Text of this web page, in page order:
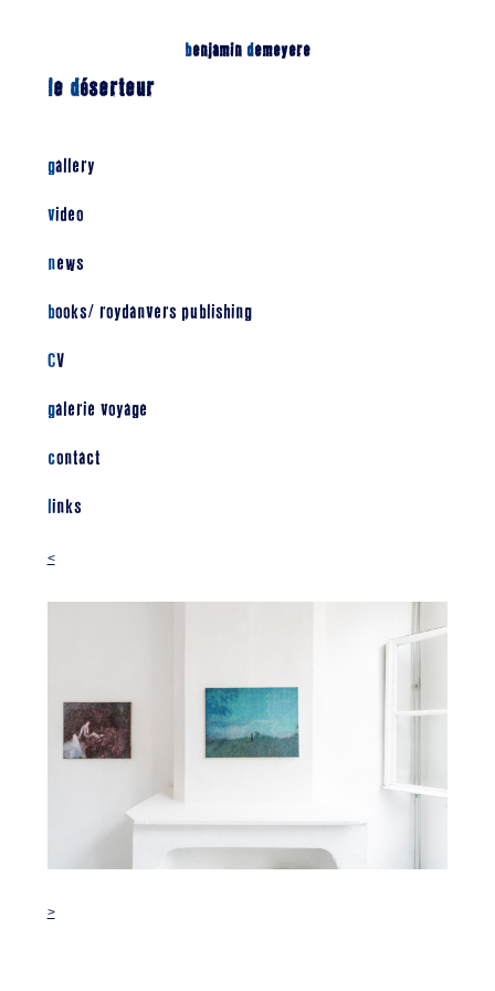
benjamin demeyere
le déserteur
gallery
video
news
books/ roydanvers publishing
CV
galerie voyage
contact
links
<
>